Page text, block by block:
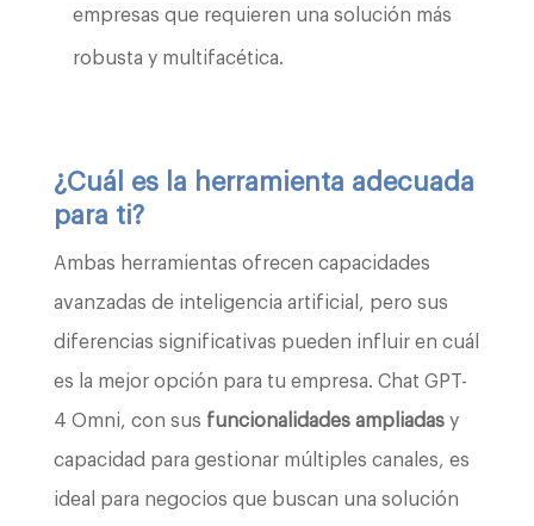
empresas que requieren una solución más
robusta y multifacética.
¿Cuál es la herramienta adecuada
para ti?
Ambas herramientas ofrecen capacidades
avanzadas de inteligencia artificial, pero sus
diferencias significativas pueden influir en cuál
es la mejor opción para tu empresa. Chat GPT-
4 Omni, con sus funcionalidades ampliadasy
capacidad para gestionar múltiples canales, es
ideal para negocios que buscan una solución